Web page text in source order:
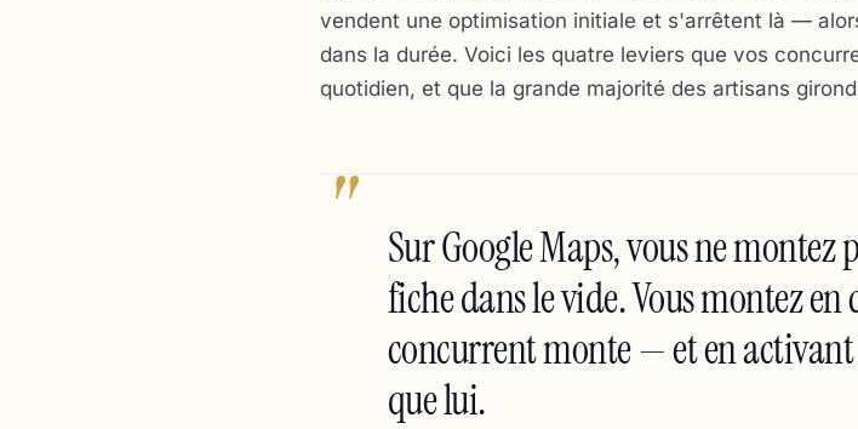
vendent une optimisation initiale et s'arrêtent là —
dans la durée. Voici les quatre leviers que vos
quotidien, et que la grande majorité des artisans
" Sur Google Maps, vous ne
fiche dans le vide. Vous montez
concurrent monte — et en activant
que lui.